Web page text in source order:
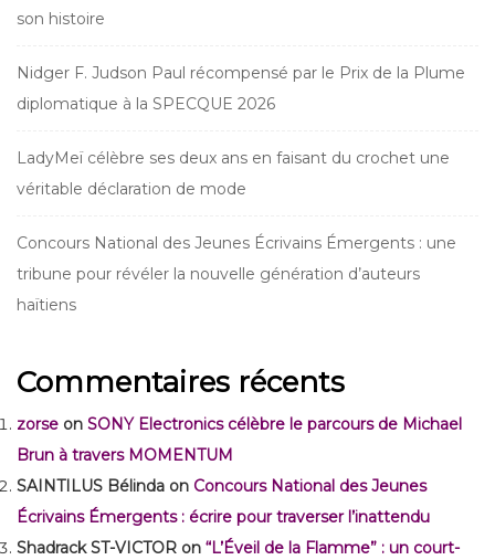
son histoire
Nidger F. Judson Paul récompensé par le Prix de la Plume
diplomatique à la SPECQUE 2026
LadyMeï célèbre ses deux ans en faisant du crochet une
véritable déclaration de mode
Concours National des Jeunes Écrivains Émergents : une
tribune pour révéler la nouvelle génération d’auteurs
haïtiens
Commentaires récents
zorse on SONY Electronics célèbre le parcours de Michael
Brun à travers MOMENTUM
SAINTILUS Bélinda on Concours National des Jeunes
Écrivains Émergents : écrire pour traverser l’inattendu
Shadrack ST-VICTOR on “L’Éveil de la Flamme” : un court-